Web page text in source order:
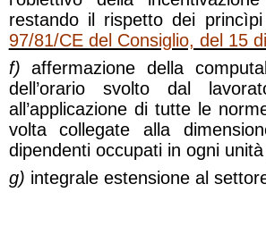
restando il rispetto dei
97/81/CE del Consiglio, del 15
f) affermazione della
dell’orario svolto dal
all’applicazione di tutte le
volta collegate alla
dipendenti occupati in ogni
g) integrale estensione al